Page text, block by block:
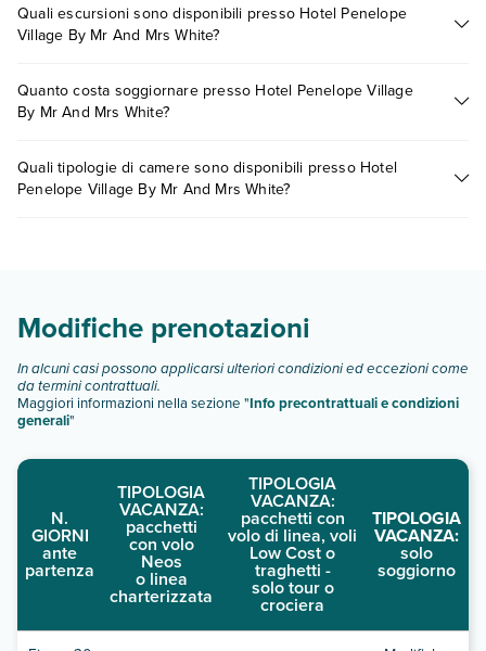
Quali escursioni sono disponibili presso Hotel Penelope
Village By Mr And Mrs White?
presso Hotel Penelope Village By Mr And Mrs White. Scoprile
tutte nellasezione dedicata
Quanto costa soggiornare presso Hotel Penelope Village
By Mr And Mrs White?
possono variare in base a vari fattori (per es. date, condizioni
dell'hotel, ecc). Per consultare i prezzi, compila il motore di
Quali tipologie di camere sono disponibili presso Hotel
Penelope Village By Mr And Mrs White?
doppia comfort
doppia comfort con idromassaggio
camera family
camera family vista mare
Modifiche prenotazioni
In alcuni casi possono applicarsi ulteriori condizioni ed eccezioni come
da termini contrattuali.
Maggiori informazioni nella sezione "Info precontrattuali e condizioni
generali"
N.
GIORNI
ante
partenza
TIPOLOGIA
VACANZA:
pacchetti
con volo
Neos
o linea
charterizzata
TIPOLOGIA
VACANZA:
pacchetti con
volo di linea, voli
Low Cost o
traghetti -
solo tour o
crociera
TIPOLOGIA
VACANZA:
solo
soggiorno